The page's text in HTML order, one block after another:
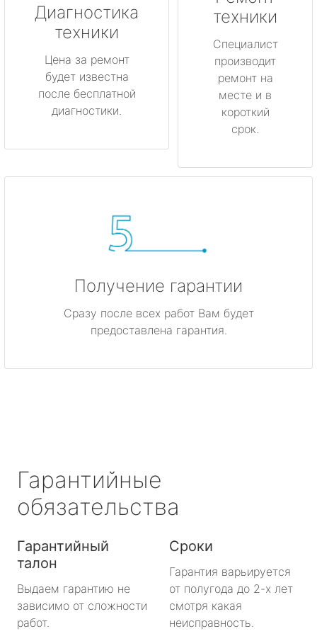
Диагностика
техники
Цена за ремонт
будет известна
после бесплатной
диагностики.
техники
Специалист
производит
ремонт на
месте и в
короткий
срок.
Получение гарантии
Сразу после всех работ Вам будет
предоставлена гарантия.
Гарантийные
обязательства
Гарантийный
талон
Выдаем гарантию не
зависимо от сложности
работ.
Сроки
Гарантия варьируется
от полугода до 2-х лет
смотря какая
неисправность.